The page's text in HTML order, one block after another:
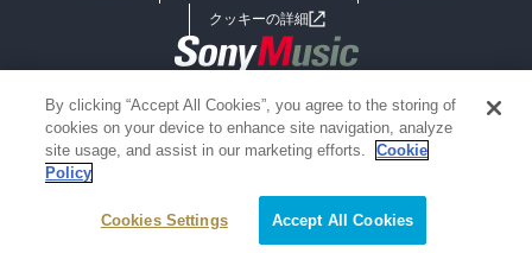
小説
海外小説
ミステリー SF
歴史・時代小説
グラビア写真集
クッキーの詳細
Copyright 2017 - 2026 Sony Music Entertainment(Japan) Inc.
Information on the site is for the Japan domestic market only
powered by
By clicking “Accept All Cookies”, you agree to the storing of
cookies on your device to enhance site navigation, analyze
site usage, and assist in our marketing efforts.
Cookie
Policy
Cookies Settings Accept All Cookies